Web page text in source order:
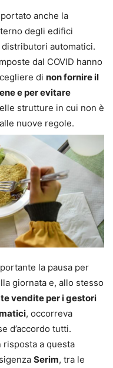
anche la
degli edifici
automatici.
dal COVID hanno
di non fornire il
e per evitare
strutture in cui non è
nuove regole.
la pausa per
giornata e, allo stesso
vendite per i gestori
, occorreva
d’accordo tutti.
risposta a questa
Serim, tra le